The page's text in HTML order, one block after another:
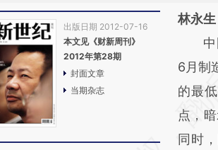
出版日期 2012-07-16
本文见《财新周刊》
2012年第28期
封面文章
当期杂志
林永生
请务
AI
成，
中国
6月制
的最
点，
同时